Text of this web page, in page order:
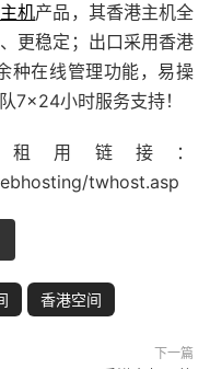
机产品，其香港主机全
更稳定；出口采用香港
种在线管理功能，易操
7×24小时服务支持！
用链接：
twhost.asp
香港空间
下一篇